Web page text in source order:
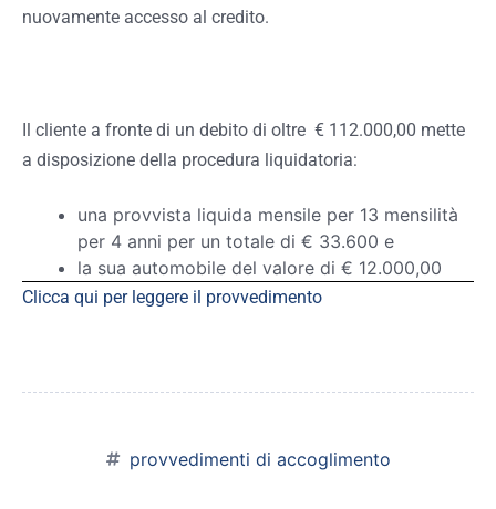
nuovamente accesso al credito.
Il cliente a fronte di un debito di oltre € 112.000,00 mette
a disposizione della procedura liquidatoria:
una provvista liquida mensile per 13 mensilità
per 4 anni per un totale di € 33.600 e
la sua automobile del valore di € 12.000,00
Clicca qui per leggere il provvedimento
provvedimenti di accoglimento